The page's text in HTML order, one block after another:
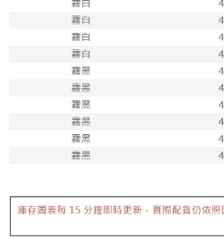
每筆NT$150，滿NT$1,800(含以上)